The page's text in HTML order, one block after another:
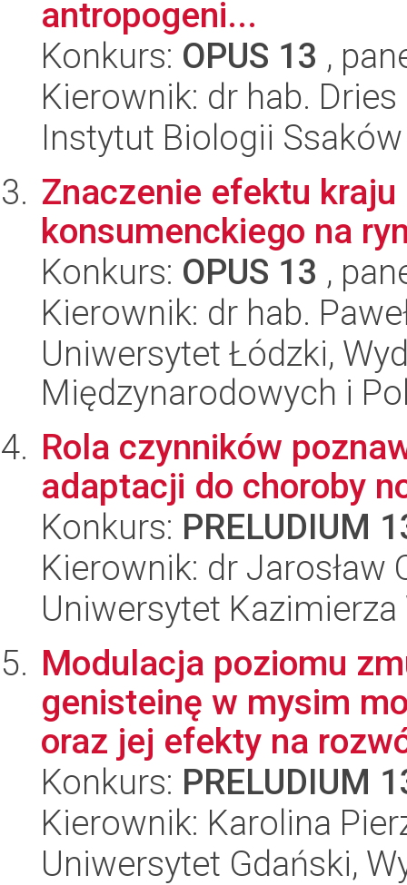
antropogeni...
Konkurs: OPUS 13 ,
Kierownik: dr hab.
Instytut Biologii Ssaków
Znaczenie efektu
konsumenckiego na
Konkurs: OPUS 13 ,
Kierownik: dr hab.
Uniwersytet Łódzki,
Międzynarodowych i
Rola czynników
adaptacji do choroby
Konkurs: PRELUDIUM
Kierownik: dr Jarosław
Uniwersytet Kazimierza
Modulacja poziomu
genisteinę w mysim
oraz jej efekty na
Konkurs: PRELUDIUM
Kierownik: Karolina
Uniwersytet Gdański,